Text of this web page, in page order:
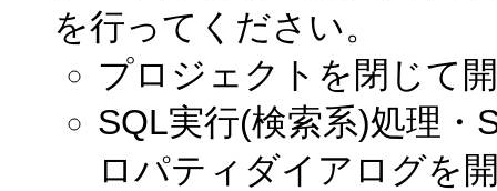
を行ってください。
プロジェクトを閉じて
SQL実行(検索系)処理
ロパティダイアログを